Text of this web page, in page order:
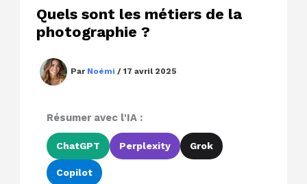
Quels sont les métiers de la
photographie ?
Par Noémi /17 avril 2025
Résumer avec l'IA :
ChatGPT Perplexity Grok
Copilot